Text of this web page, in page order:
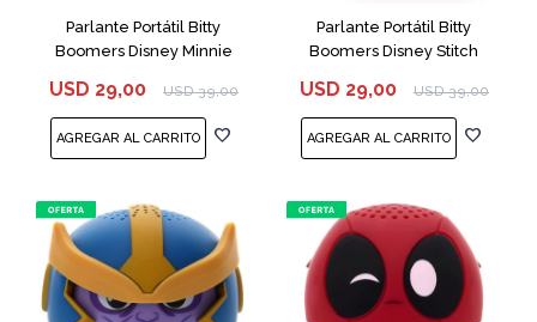
Parlante Portátil Bitty
Boomers Disney Minnie
USD 29,00 USD 39,00
Parlante Portátil Bitty
Boomers Disney Stitch
USD 29,00 USD 39,00